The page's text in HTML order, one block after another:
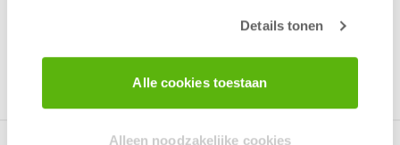
Details tonen
Alle cookies toestaan
Alleen noodzakelijke cookies